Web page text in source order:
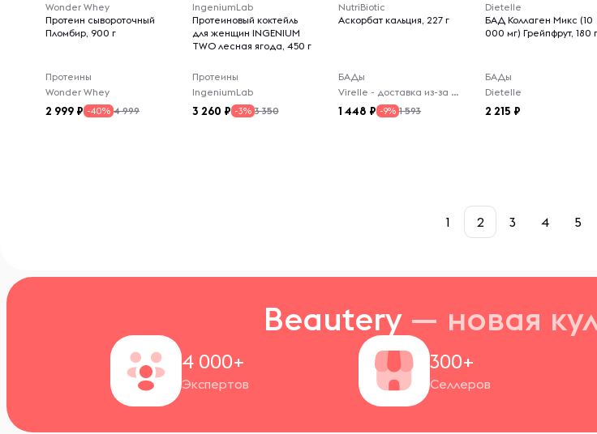
Wonder Whey
Протеин сывороточный
Пломбир, 900 г
Протеины
Wonder Whey
2 999 -40% 4 999
IngeniumLab
Протеиновый коктейль
для женщин INGENIUM
TWO лесная ягода, 450 г
Протеины
IngeniumLab
3 260 -3% 3 350
NutriBiotic
Аскорбат кальция, 227 г
БАДы
Virelle - доставка из-за рубежа
1 448 -9% 1 593
Dietelle
БАД Коллаген Микс (10
000 мг) Грейпфрут, 180 г
БАДы
Dietelle
2 215
1 2 3 4 5
Beautery — новая
4 000+
Экспертов
300+
Селлеров